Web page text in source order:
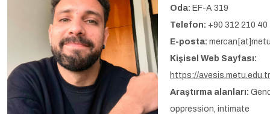
Oda: EF-A 319
Telefon: +90 312 210 40
E-posta:
Kişisel Web Sayfası:
https://
Araştırma alanları:
oppression, intimate